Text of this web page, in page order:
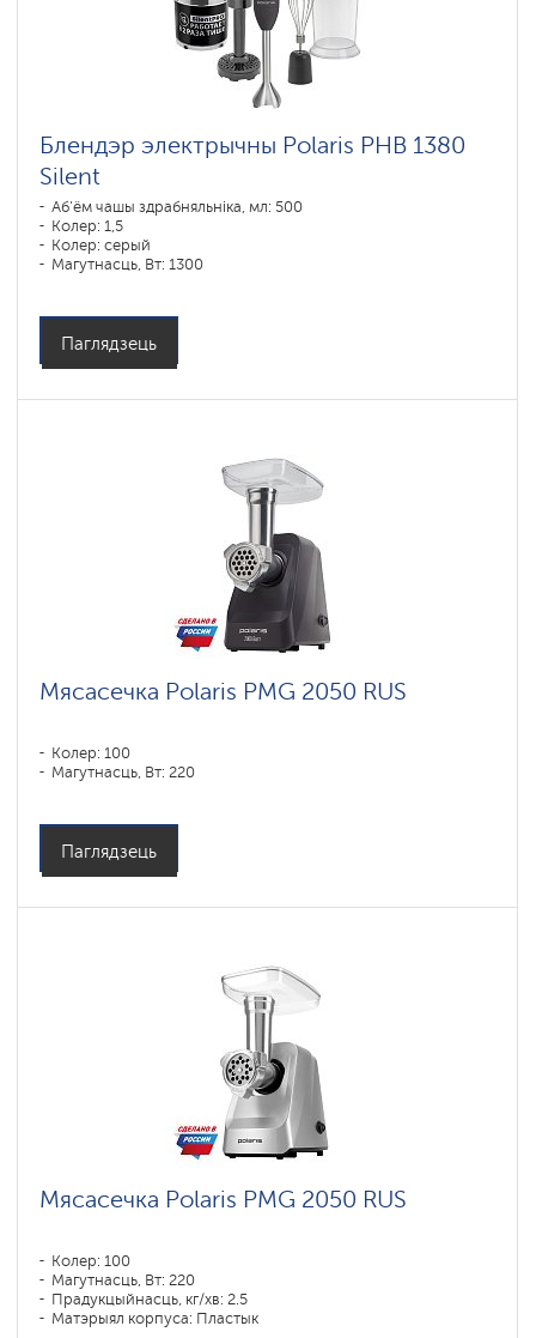
Блендэр электрычны Polaris PHB 1380
Silent
Аб'ём чашы здрабняльніка, мл: 500
Колер: 1,5
Колер: серый
Магутнасць, Вт: 1300
Паглядзець
Мясасечка Polaris PMG 2050 RUS
Колер: 100
Магутнасць, Вт: 220
Паглядзець
Мясасечка Polaris PMG 2050 RUS
Колер: 100
Магутнасць, Вт: 220
Прадукцыйнасць, кг/хв: 2.5
Матэрыял корпуса: Пластык